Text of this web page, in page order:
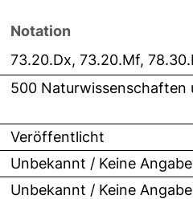
Notation
73.20.Dx, 73.20.Mf,
500 Naturwissenschaften
Veröffentlicht
Unbekannt / Keine Angabe
Unbekannt / Keine Angabe